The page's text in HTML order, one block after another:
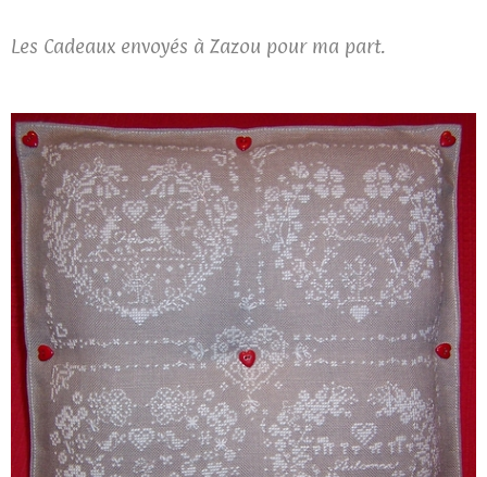
Les Cadeaux envoyés à Zazou pour ma part.